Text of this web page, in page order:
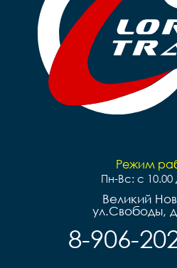
Режим
Пн-Вс: с 10.00
Великий
ул.Свободы,
8-906-